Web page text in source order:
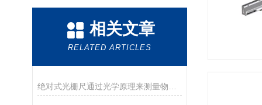
相关文章
RELATED ARTICLES